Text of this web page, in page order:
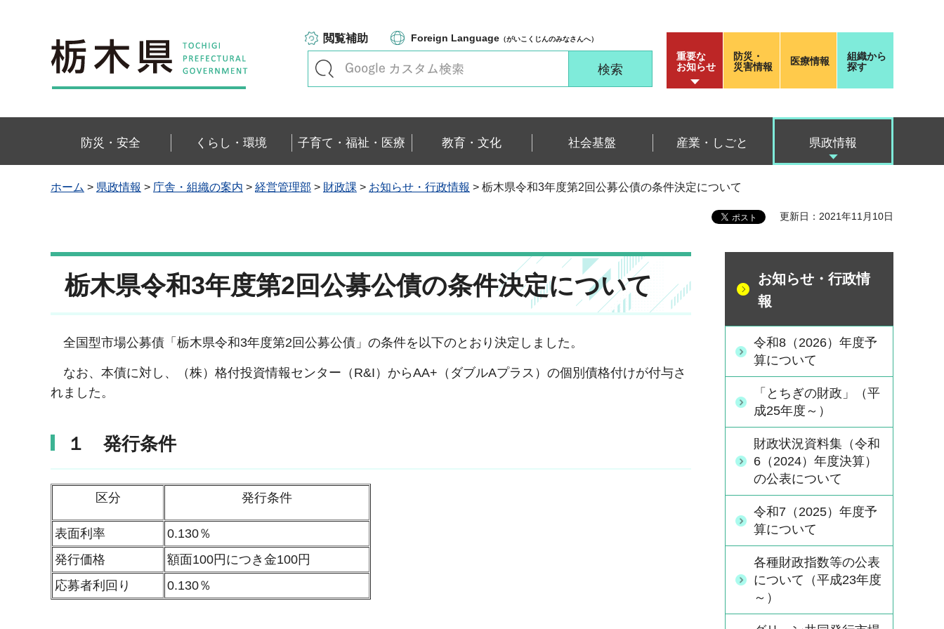
栃木県
閲覧補助 Foreign Language （がいこくじんのみなさんへ）
重要な
お知らせ
防災・
災害情報
医療情報
組織から
探す
防災・安全 くらし・環境 子育て・福祉・医療 教育・文化 社会基盤 産業・しごと 県政情報
ホーム > 県政情報 > 庁舎・組織の案内 > 経営管理部 > 財政課 > お知らせ・行政情報 > 栃木県令和3年度第2回公募公債の条件決定について
更新日：2021年11月10日
栃木県令和3年度第2回公募公債の条件決定について
全国型市場公募債「栃木県令和3年度第2回公募公債」の条件を以下のとおり決定しました。
なお、本債に対し、（株）格付投資情報センター（R&I）からAA+（ダブルAプラス）の個別債格付けが付与さ
れました。
１ 発行条件
区分 発行条件
表面利率
0.130％
発行価格
額面100円につき金100円
応募者利回り
0.130％
お知らせ・行政情
報
令和8（2026）年度予
算について
「とちぎの財政」（平
成25年度～）
財政状況資料集（令和
6（2024）年度決算）
の公表について
令和7（2025）年度予
算について
各種財政指数等の公表
について（平成23年度
～）